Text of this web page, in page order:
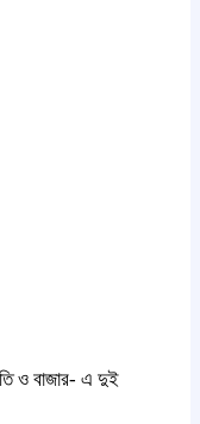
ও বাজার- এ দুই